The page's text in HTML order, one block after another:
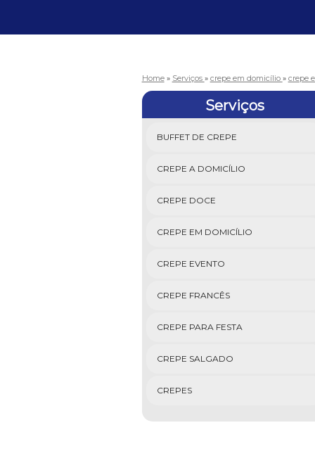
Home » Serviços » crepe em domicílio » crepe
Serviços
BUFFET DE CREPE
CREPE A DOMICÍLIO
CREPE DOCE
CREPE EM DOMICÍLIO
CREPE EVENTO
CREPE FRANCÊS
CREPE PARA FESTA
CREPE SALGADO
CREPES